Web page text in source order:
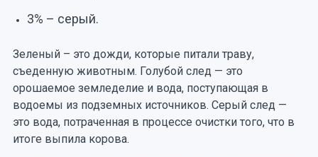
3% – серый.
Зеленый – это дожди, которые питали траву,
съеденную животным. Голубой след — это
орошаемое земледелие и вода, поступающая в
водоемы из подземных источников. Серый след —
это вода, потраченная в процессе очистки того, что в
итоге выпила корова.